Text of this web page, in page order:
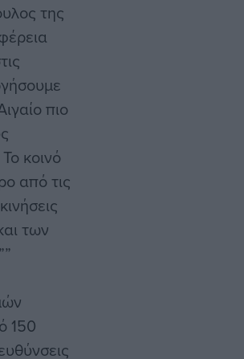
της
πιο
κοινό
από τις
των
150